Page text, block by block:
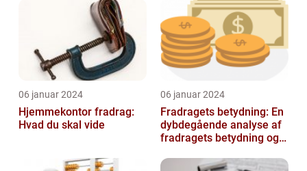
finansieri...
06 januar 2024
Hjemmekontor fradrag:
Hvad du skal vide
06 januar 2024
Fradragets betydning: En
dybdegående analyse af
fradragets betydning og